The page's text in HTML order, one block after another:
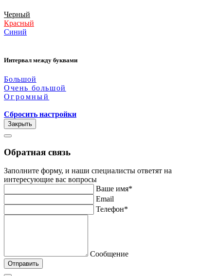
Черный
Красный
Синий
Интервал между буквами
Большой
Очень большой
Огромный
Сбросить настройки
Закрыть
Обратная связь
Заполните форму, и наши специалисты ответят на
интересующие вас вопросы
Ваше имя*
Email
Телефон*
Сообщение
Отправить